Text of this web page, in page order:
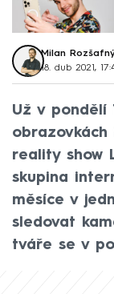
Milan
18. dub 2021,
Už v pondělí
reality show
skupina
měsíce v
sledovat
tváře se v